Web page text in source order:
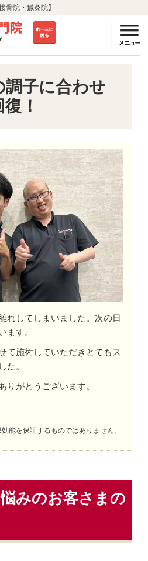
骨院・鍼灸院】
調子に合わせ
！
れしてしまいました。次の日
ます。
て施術していただきとてもス
た。
りがとうございます。
能を保証するものではありません。
みのお客さまの